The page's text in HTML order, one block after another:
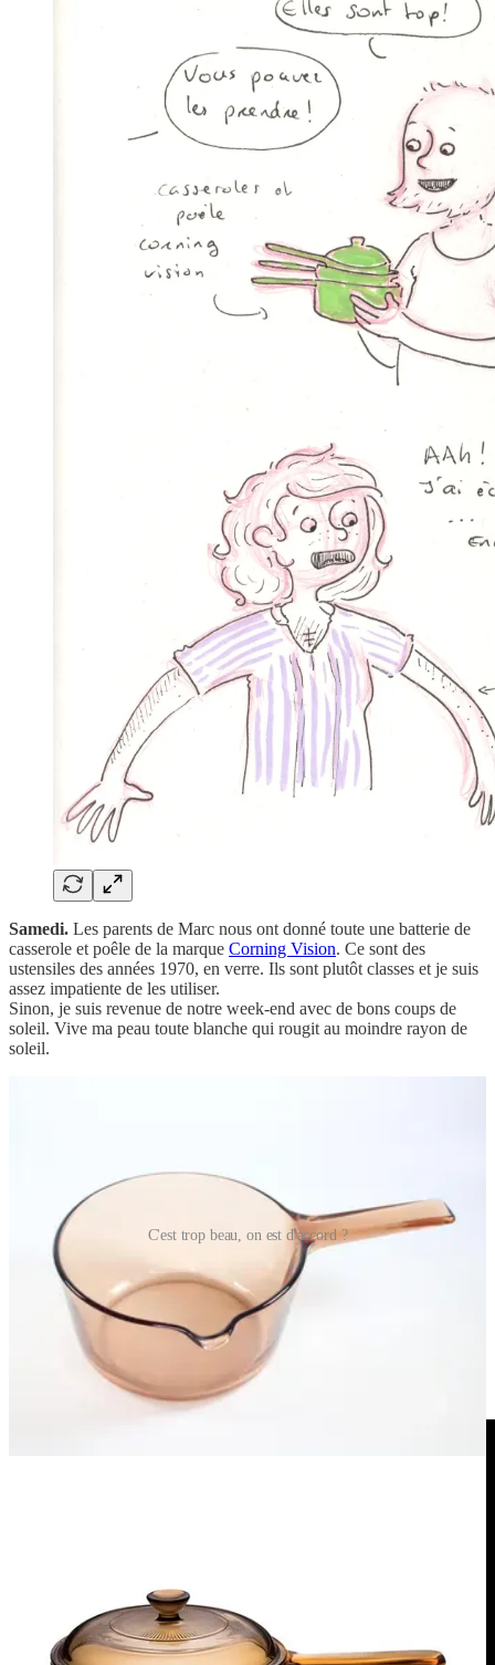
Samedi. Les parents de Marc nous ont donné toute une batterie de
casserole et poêle de la marque Corning Vision. Ce sont des
ustensiles des années 1970, en verre. Ils sont plutôt classes et je suis
assez impatiente de les utiliser.
Sinon, je suis revenue de notre week-end avec de bons coups de
soleil. Vive ma peau toute blanche qui rougit au moindre rayon de
soleil.
C'est trop beau, on est d'accord ?
Le petit bonus
Cette semaine, je voulais juste vous partager une chanson d’une
artiste que nous aimons énormément à la maison :